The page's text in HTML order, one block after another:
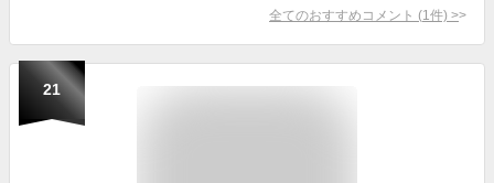
全てのおすすめコメント (1 件) >
21